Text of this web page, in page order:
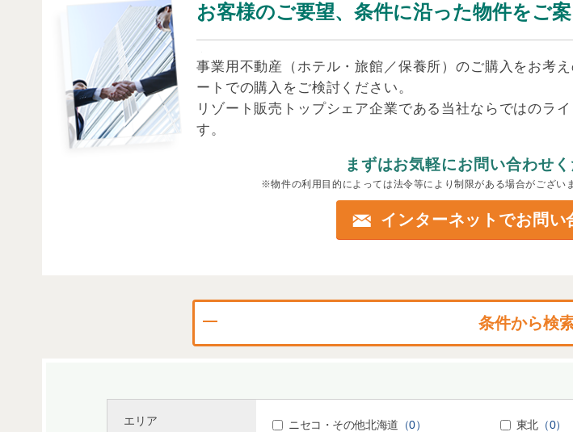
お客様のご要望、条件に沿った物件をご案
事業用不動産（ホテル・旅館／保養所）のご購入をお考
ートでの購入をご検討ください。
リゾート販売トップシェア企業である当社ならではのラ
す。
まずはお気軽にお問い合わせく
※物件の利用目的によっては法令等により制限がある場合がござい
インターネットでお問い
条件から検
エリア ニセコ・その他北海道 （0） 東北（0）